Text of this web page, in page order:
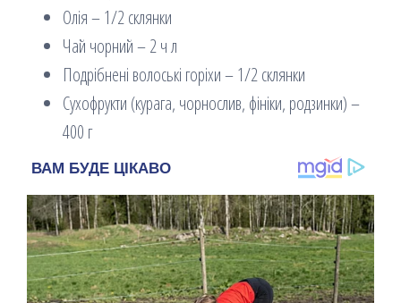
Олія – 1/2 склянки
Чай чорний – 2 ч л
Подрібнені волоські горіхи – 1/2 склянки
Сухофрукти (курага, чорнослив, фініки, родзинки) –
400 г